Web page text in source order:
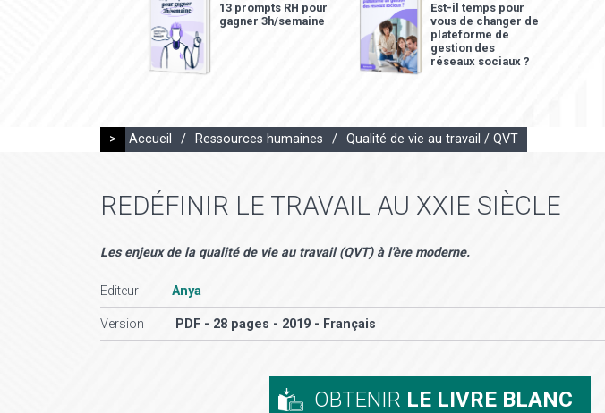
13 prompts RH pour
gagner 3h/semaine
Est-il temps pour
vous de changer de
plateforme de
gestion des
réseaux sociaux ?
> Accueil / Ressources humaines / Qualité de vie au travail / QVT
REDÉFINIR LE TRAVAIL AU XXIE SIÈCLE
Les enjeux de la qualité de vie au travail (QVT) à l'ère moderne.
Editeur Anya
Version PDF - 28 pages - 2019 - Français
OBTENIR LE LIVRE BLANC